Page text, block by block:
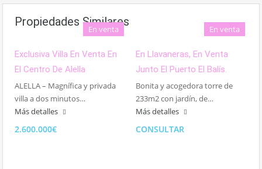
Propiedades Similares
En venta
Exclusiva Villa En Venta En
El Centro De Alella
ALELLA – Magnífica y privada
villa a dos minutos…
Más detalles
2.600.000€
En venta
En Llavaneras, En Venta
Junto El Puerto El Balís.
Bonita y acogedora torre de
233m2 con jardín, de…
Más detalles
CONSULTAR